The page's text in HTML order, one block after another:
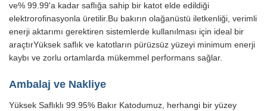
ve% 99.99'a kadar saflığa sahip bir katot elde edildiği
elektrorofinasyonla üretilir.Bu bakırın olağanüstü iletkenliği, verimli
enerji aktarımı gerektiren sistemlerde kullanılması için ideal bir
araçtırYüksek saflık ve katotların pürüzsüz yüzeyi minimum enerji
kaybı ve zorlu ortamlarda mükemmel performans sağlar.
Ambalaj ve Nakliye
Yüksek Saflıklı 99.95% Bakır Katodumuz, herhangi bir yüzey